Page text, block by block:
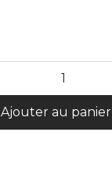
Ajouter au panier